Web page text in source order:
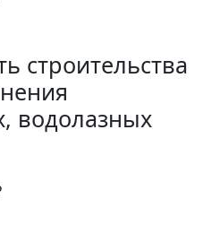
строительства
водолазных